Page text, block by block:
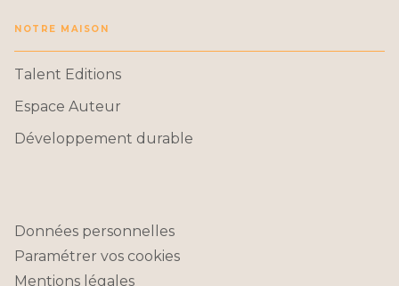
NOTRE MAISON
Talent Editions
Espace Auteur
Développement durable
Données personnelles
Paramétrer vos cookies
Mentions légales